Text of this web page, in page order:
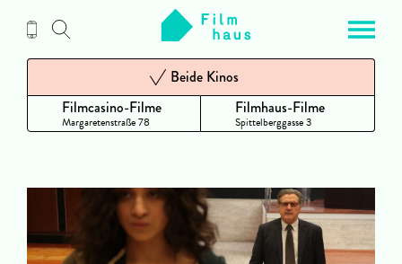
Inhalt
Filmcasino-Filme
Margaretenstraße 78
Beide Kinos
Filmhaus-Filme
Spittelberggasse 3